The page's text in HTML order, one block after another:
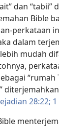
dan “tabii”
Bible
perkataan
dalam
mudah
“rumah
28:22;